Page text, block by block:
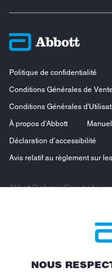
Politique de confidentialité
Conditions Générales de Vente
Conditions Générales
À propos d'Abbott
Déclaration d’accessibilité
Avis relatif au règlement sur
Abbott Diabetes Care traite
modifiée. Vous bénéficiez
rectification et de suppression
NOUS